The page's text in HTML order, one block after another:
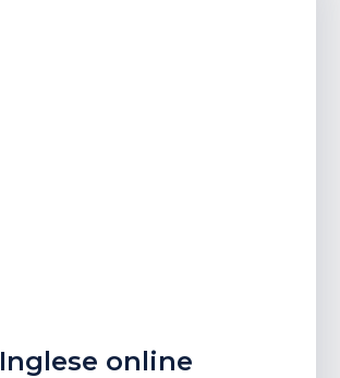
Inglese online